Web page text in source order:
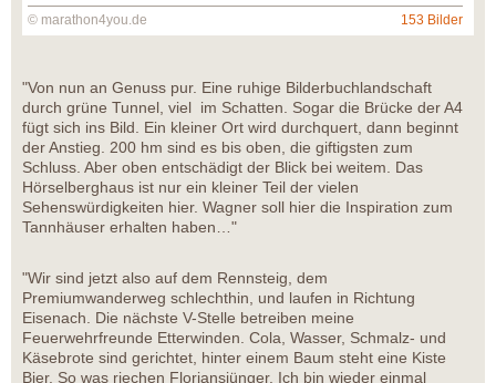
© marathon4you.de 153 Bilder
"Von nun an Genuss pur. Eine ruhige Bilderbuchlandschaft
durch grüne Tunnel, viel im Schatten. Sogar die Brücke der A4
fügt sich ins Bild. Ein kleiner Ort wird durchquert, dann beginnt
der Anstieg. 200 hm sind es bis oben, die giftigsten zum
Schluss. Aber oben entschädigt der Blick bei weitem. Das
Hörselberghaus ist nur ein kleiner Teil der vielen
Sehenswürdigkeiten hier. Wagner soll hier die Inspiration zum
Tannhäuser erhalten haben…"
"Wir sind jetzt also auf dem Rennsteig, dem
Premiumwanderweg schlechthin, und laufen in Richtung
Eisenach. Die nächste V-Stelle betreiben meine
Feuerwehrfreunde Etterwinden. Cola, Wasser, Schmalz- und
Käsebrote sind gerichtet, hinter einem Baum steht eine Kiste
Bier. So was riechen Floriansjünger. Ich bin wieder einmal